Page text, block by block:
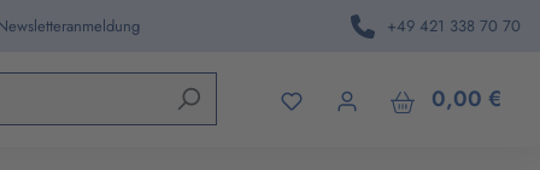
+49 421 338 70 70
0,00 €